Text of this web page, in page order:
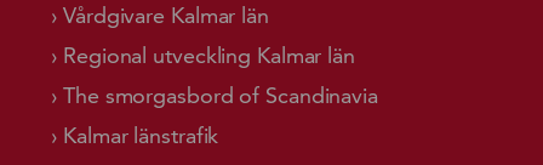
Vårdgivare Kalmar län
Regional utveckling Kalmar län
The smorgasbord of Scandinavia
Kalmar länstrafik